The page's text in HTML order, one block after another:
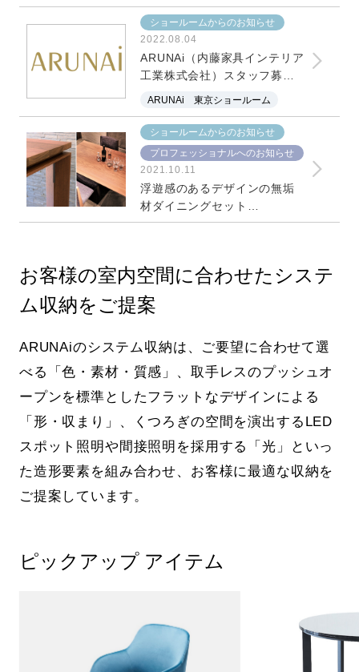
へ ARUNAi 東京ショールー
ムショールームからのお知らせ
2022.08.04
ARUNAi（内藤家具インテリア
工業株式会社）スタッフ募集
のお知らせ
ARUNAi 東京ショールーム
ショールームからのお知らせ
プロフェッショナルへのお知らせ
2021.10.11
浮遊感のあるデザインの無垢
材ダイニングセット
【CHIME】／ARUNAi 東京シ
お客様の室内空間に合わせたシステ
ム収納をご提案
ARUNAiのシステム収納は、ご要望に合わせて選
べる「色・素材・質感」、取手レスのプッシュオ
ープンを標準としたフラットなデザインによる
「形・収まり」、くつろぎの空間を演出するLED
スポット照明や間接照明を採用する「光」といっ
た造形要素を組み合わせ、お客様に最適な収納を
ご提案しています。
ピックアップ アイテム